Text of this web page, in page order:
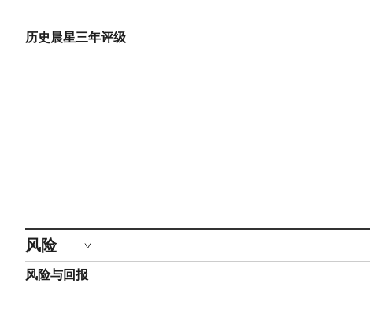
历史晨星三年评级
风险
风险与回报